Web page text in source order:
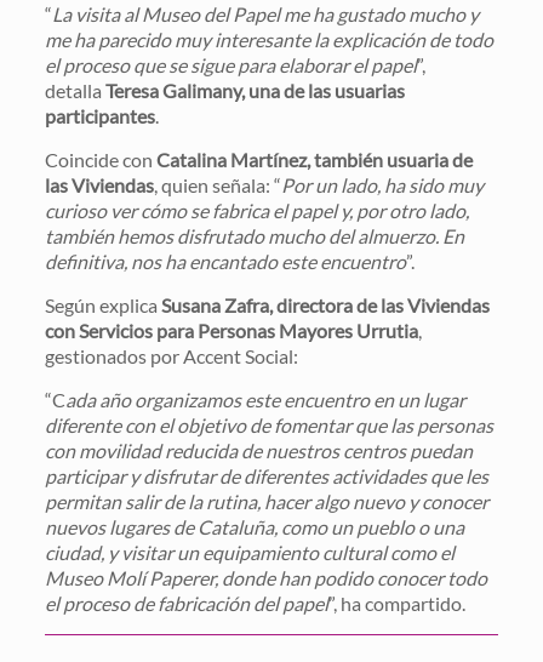
“La visita al Museo del Papel me ha gustado mucho y
me ha parecido muy interesante la explicación de todo
el proceso que se sigue para elaborar el papel”,
detalla Teresa Galimany, una de las usuarias
participantes.
Coincide con Catalina Martínez, también usuaria de
las Viviendas, quien señala: “Por un lado, ha sido muy
curioso ver cómo se fabrica el papel y, por otro lado,
también hemos disfrutado mucho del almuerzo. En
definitiva, nos ha encantado este encuentro”.
Según explica Susana Zafra, directora de las Viviendas
con Servicios para Personas Mayores Urrutia,
gestionados por Accent Social:
“Cada año organizamos este encuentro en un lugar
diferente con el objetivo de fomentar que las personas
con movilidad reducida de nuestros centros puedan
participar y disfrutar de diferentes actividades que les
permitan salir de la rutina, hacer algo nuevo y conocer
nuevos lugares de Cataluña, como un pueblo o una
ciudad, y visitar un equipamiento cultural como el
Museo Molí Paperer, donde han podido conocer todo
el proceso de fabricación del papel”, ha compartido.